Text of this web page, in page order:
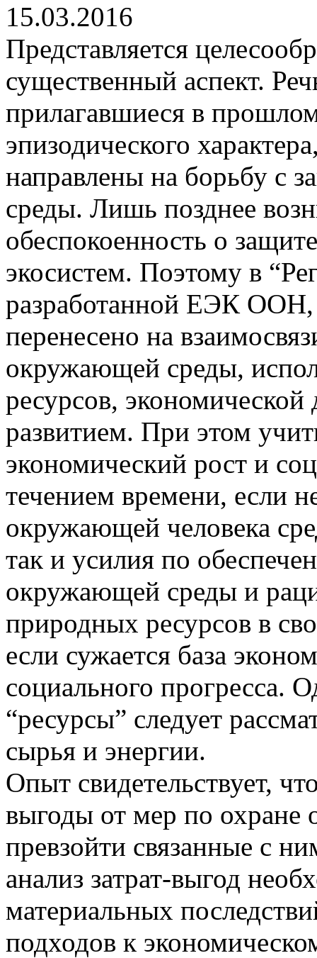
15.03.2016
Представляется
существенный аспект.
прилагавшиеся в
эпизодического
направлены на борьбу с
среды. Лишь позднее
обеспокоенность о
экосистем. Поэтому в
разработанной ЕЭК ООН,
перенесено на
окружающей среды,
ресурсов,
развитием. При этом
экономический рост и
течением времени, если
окружающей человека
так и усилия по
окружающей среды и
природных ресурсов в
если сужается база
социального прогресса.
“ресурсы” следует
сырья и энергии.
Опыт свидетельствует,
выгоды от мер по
превзойти связанные с
анализ затрат-выгод
материальных
подходов к